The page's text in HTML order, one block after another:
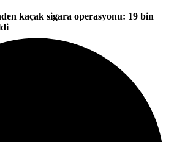
kaçak sigara operasyonu: 19 bin